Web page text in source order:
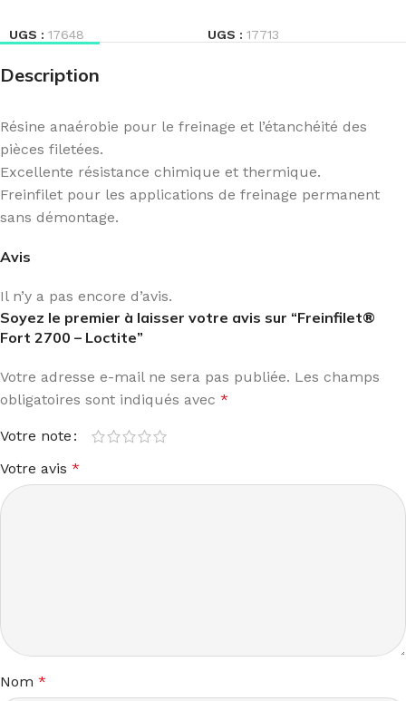
UGS : 17648 UGS : 17713
Description
Résine anaérobie pour le freinage et l’étanchéité des
pièces filetées.
Excellente résistance chimique et thermique.
Freinfilet pour les applications de freinage permanent
sans démontage.
Avis
Il n’y a pas encore d’avis.
Soyez le premier à laisser votre avis sur “Freinfilet®
Fort 2700 – Loctite”
Votre adresse e-mail ne sera pas publiée. Les champs
obligatoires sont indiqués avec *
Votre note
Votre avis *
Nom *